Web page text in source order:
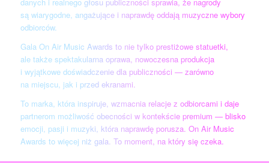
są wiarygodne, angażujące i naprawdę oddają muzyczne wybory
odbiorców.
Gala On Air Music Awards to nie tylko prestiżowe statuetki,
ale także spektakularna oprawa, nowoczesna produkcja
i wyjątkowe doświadczenie dla publiczności — zarówno
na miejscu, jak i przed ekranami.
To marka, która inspiruje, wzmacnia relacje z odbiorcami i daje
partnerom możliwość obecności w kontekście premium — blisko
emocji, pasji i muzyki, która naprawdę porusza. On Air Music
Awards to więcej niż gala. To moment, na który się czeka.